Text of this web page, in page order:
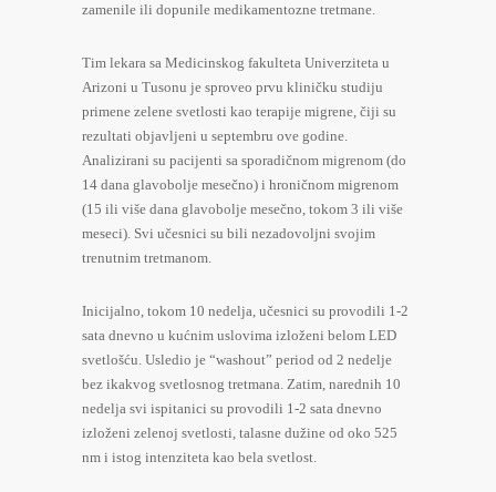
zamenile ili dopunile medikamentozne tretmane.
Tim lekara sa Medicinskog fakulteta Univerziteta u
Arizoni u Tusonu je sproveo prvu kliničku studiju
primene zelene svetlosti kao terapije migrene, čiji su
rezultati objavljeni u septembru ove godine.
Analizirani su pacijenti sa sporadičnom migrenom (do
14 dana glavobolje mesečno) i hroničnom migrenom
(15 ili više dana glavobolje mesečno, tokom 3 ili više
meseci). Svi učesnici su bili nezadovoljni svojim
trenutnim tretmanom.
Inicijalno, tokom 10 nedelja, učesnici su provodili 1-2
sata dnevno u kućnim uslovima izloženi belom LED
svetlošću. Usledio je “washout” period od 2 nedelje
bez ikakvog svetlosnog tretmana. Zatim, narednih 10
nedelja svi ispitanici su provodili 1-2 sata dnevno
izloženi zelenoj svetlosti, talasne dužine od oko 525
nm i istog intenziteta kao bela svetlost.